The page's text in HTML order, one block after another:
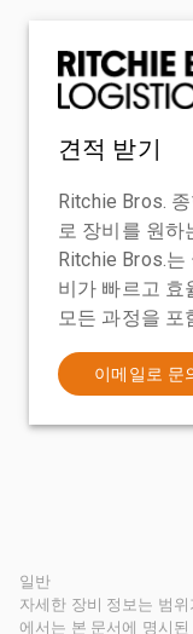
견적 받기
Ritchie Bros.
로 장비를 원하
Ritchie Bros.는
비가 빠르고 효
모든 과정을 포
이메일로 문
일반
자세한 장비 정보는 범
에서는 본 문서에 명시